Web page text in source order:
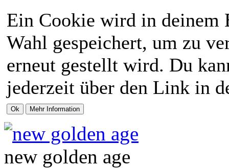
Ein Cookie wird in deinem
Wahl gespeichert, um zu
erneut gestellt wird. Du
jederzeit über den Link in
new golden age